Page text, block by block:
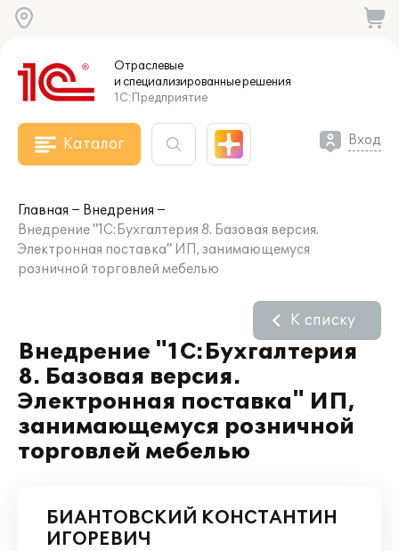
Отраслевые
и специализированныерешения
1С:Предприятие
Каталог Вход
Главная
Внедрения
Внедрение "1С:Бухгалтерия 8. Базовая версия.
Электронная поставка" ИП, занимающемуся
розничной торговлей мебелью
Внедрение "1С:Бухгалтерия
8. Базовая версия.
Электронная поставка" ИП,
занимающемуся розничной
торговлей мебелью
К списку
БИАНТОВСКИЙ КОНСТАНТИН
ИГОРЕВИЧ